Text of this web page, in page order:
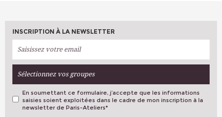
INSCRIPTION À LA NEWSLETTER
Sélectionnez vos groupes
En soumettant ce formulaire, j’accepte que les informations
saisies soient exploitées dans le cadre de mon inscription à la
newsletter de Paris-Ateliers*